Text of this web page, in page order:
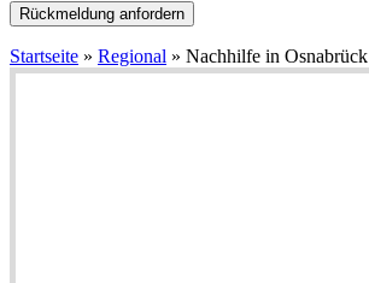
Startseite » Regional » Nachhilfe in Osnabrück